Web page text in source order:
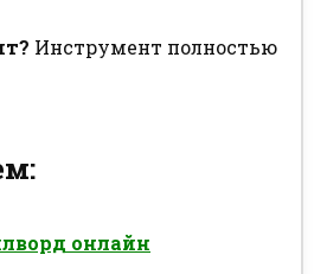
Инструмент полностью
онлайн